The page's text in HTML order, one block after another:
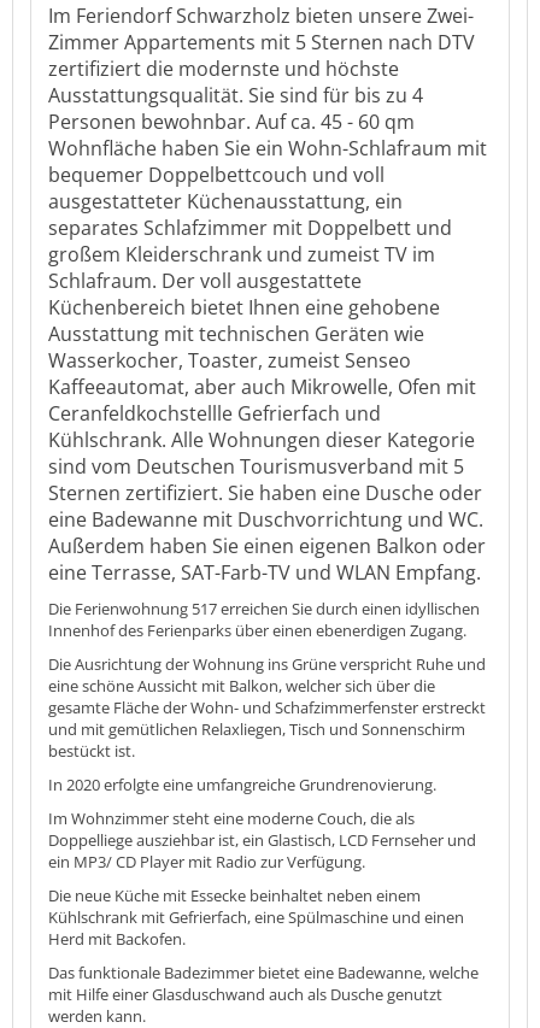
Im Feriendorf Schwarzholz bieten unsere Zwei-
Zimmer Appartements mit 5 Sternen nach DTV
zertifiziert die modernste und höchste
Ausstattungsqualität. Sie sind für bis zu 4
Personen bewohnbar. Auf ca. 45 - 60 qm
Wohnfläche haben Sie ein Wohn-Schlafraum mit
bequemer Doppelbettcouch und voll
ausgestatteter Küchenausstattung, ein
separates Schlafzimmer mit Doppelbett und
großem Kleiderschrank und zumeist TV im
Schlafraum. Der voll ausgestattete
Küchenbereich bietet Ihnen eine gehobene
Ausstattung mit technischen Geräten wie
Wasserkocher, Toaster, zumeist Senseo
Kaffeeautomat, aber auch Mikrowelle, Ofen mit
Ceranfeldkochstellle Gefrierfach und
Kühlschrank. Alle Wohnungen dieser Kategorie
sind vom Deutschen Tourismusverband mit 5
Sternen zertifiziert. Sie haben eine Dusche oder
eine Badewanne mit Duschvorrichtung und WC.
Außerdem haben Sie einen eigenen Balkon oder
eine Terrasse, SAT-Farb-TV und WLAN Empfang.
Die Ferienwohnung 517 erreichen Sie durch einen idyllischen
Innenhof des Ferienparks über einen ebenerdigen Zugang.
Die Ausrichtung der Wohnung ins Grüne verspricht Ruhe und
eine schöne Aussicht mit Balkon, welcher sich über die
gesamte Fläche der Wohn- und Schafzimmerfenster erstreckt
und mit gemütlichen Relaxliegen, Tisch und Sonnenschirm
bestückt ist.
In 2020 erfolgte eine umfangreiche Grundrenovierung.
Im Wohnzimmer steht eine moderne Couch, die als
Doppelliege ausziehbar ist, ein Glastisch, LCD Fernseher und
ein MP3/ CD Player mit Radio zur Verfügung.
Die neue Küche mit Essecke beinhaltet neben einem
Kühlschrank mit Gefrierfach, eine Spülmaschine und einen
Herd mit Backofen.
Das funktionale Badezimmer bietet eine Badewanne, welche
mit Hilfe einer Glasduschwand auch als Dusche genutzt
werden kann.